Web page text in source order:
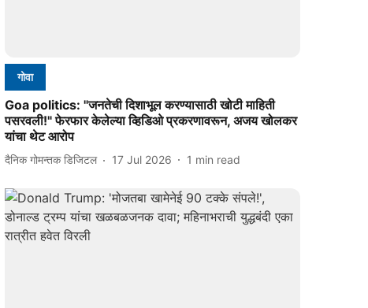
गोवा
Goa politics: "जनतेची दिशाभूल करण्यासाठी खोटी माहिती
पसरवली!" फेरफार केलेल्या व्हिडिओ प्रकरणावरून, अजय खोलकर
यांचा थेट आरोप
दैनिक गोमन्तक डिजिटल 17 Jul 2026 1 min read